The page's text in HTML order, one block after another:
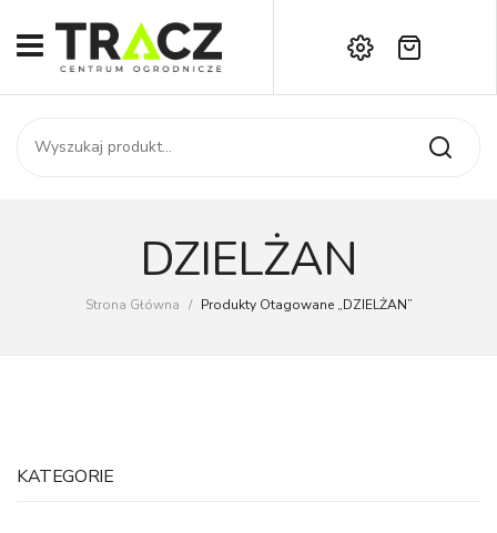
START
SKLEP
Kontakt
Brak produktów w koszyku.
DZIELŻAN
Strona Główna / Produkty Otagowane „DZIELŻAN”
KATEGORIE